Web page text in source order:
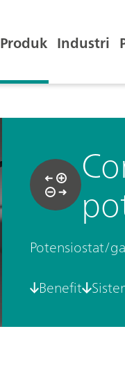
Produk Industri
Potensiostat/
Benefit